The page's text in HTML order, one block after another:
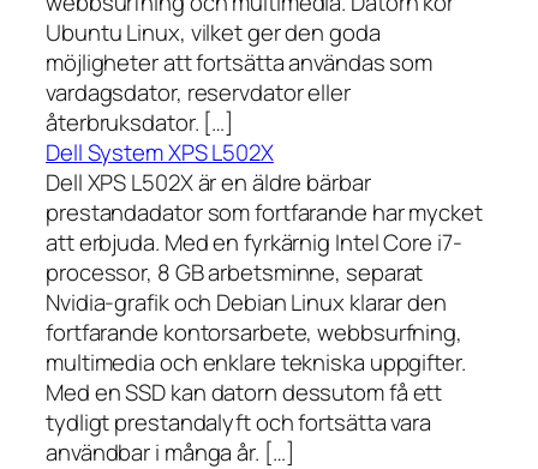
Ubuntu Linux, vilket ger den goda
möjligheter att fortsätta användas som
vardagsdator, reservdator eller
återbruksdator. […]
Dell System XPS L502X
Dell XPS L502X är en äldre bärbar
prestandadator som fortfarande har mycket
att erbjuda. Med en fyrkärnig Intel Core i7-
processor, 8 GB arbetsminne, separat
Nvidia-grafik och Debian Linux klarar den
fortfarande kontorsarbete, webbsurfning,
multimedia och enklare tekniska uppgifter.
Med en SSD kan datorn dessutom få ett
tydligt prestandalyft och fortsätta vara
användbar i många år. […]